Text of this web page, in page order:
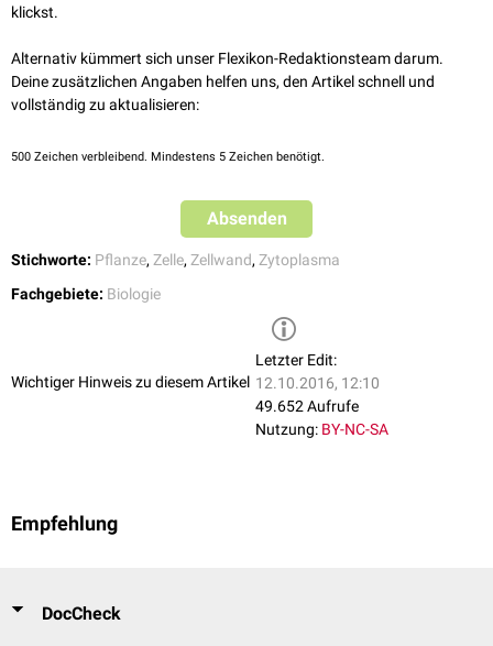
klickst.
Alternativ kümmert sich unser Flexikon-Redaktionsteam darum.
Deine zusätzlichen Angaben helfen uns, den Artikel schnell und
vollständig zu aktualisieren:
500 Zeichen verbleibend. Mindestens 5 Zeichen benötigt.
Absenden
Stichworte: Pflanze, Zelle, Zellwand, Zytoplasma
Fachgebiete: Biologie
Wichtiger Hinweis zu diesem Artikel
Letzter Edit:
12.10.2016, 12:10
49.652 Aufrufe
Nutzung: BY-NC-SA
Empfehlung
DocCheck